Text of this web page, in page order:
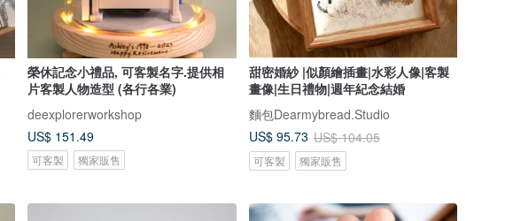
榮休記念小禮品, 可客製名字.提供相
片客製人物造型 (各行各業)
deexplorerworkshop
US$ 151.49
可客製 獨家販售
甜密婚紗 |似顏繪插畫|水彩人像|客製
畫像|生日禮物|週年紀念結婚
麵包Dearmybread.Studio
US$ 95.73 US$ 104.05
可客製 獨家販售